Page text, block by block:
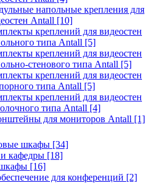
напольные крепления для
Antall [10]
креплений для видеостен
типа Antall [5]
креплений для видеостен
стенового типа Antall [5]
креплений для видеостен
типа Antall [5]
креплений для видеостен
типа Antall [4]
для мониторов Antall [1]
шкафы [34]
кафедры [18]
[16]
для конференций [2]